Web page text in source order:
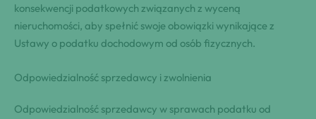
konsekwencji podatkowych związanych z wyceną
nieruchomości, aby spełnić swoje obowiązki wynikające z
Ustawy o podatku dochodowym od osób fizycznych.
Odpowiedzialność sprzedawcy i zwolnienia
Odpowiedzialność sprzedawcy w sprawach podatku od